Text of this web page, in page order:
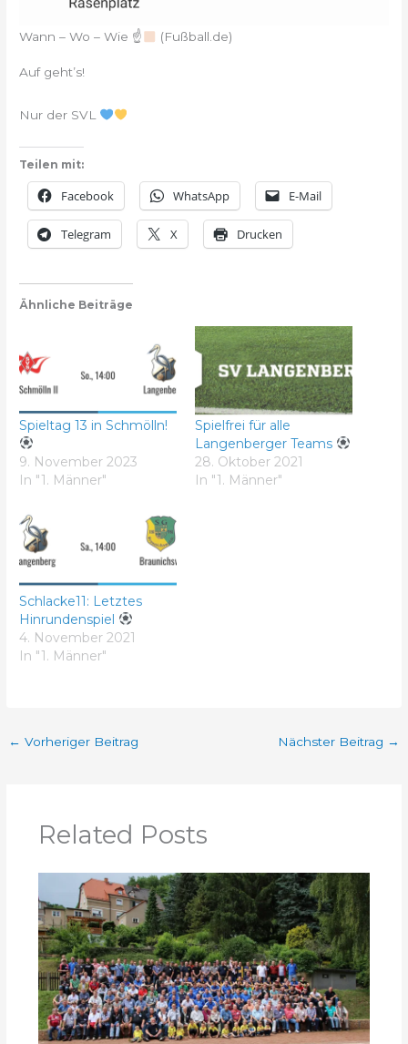
Wann – Wo – Wie ☝ (Fußball.de)
Auf geht’s!
Nur der SVL
Teilen mit:
Facebook WhatsApp E-Mail
Telegram X Drucken
Ähnliche Beiträge
Spieltag 13 in Schmölln!
9. November 2023
In "1. Männer"
Spielfrei für alle
Langenberger Teams
28. Oktober 2021
In "1. Männer"
Schlacke11: Letztes
Hinrundenspiel
4. November 2021
In "1. Männer"
← Vorheriger Beitrag Nächster Beitrag →
Related Posts